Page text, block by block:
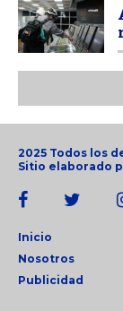
2025 Todos los
Sitio elaborado
Inicio
Nosotros
Publicidad